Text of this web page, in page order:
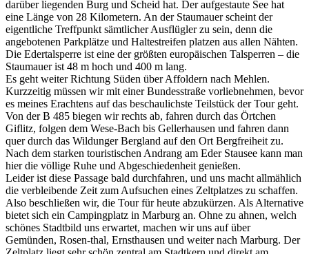
darüber liegenden Burg und Scheid hat. Der aufgestaute See hat
eine Länge von 28 Kilometern. An der Staumauer scheint der
eigentliche Treffpunkt sämtlicher Ausflügler zu sein, denn die
angebotenen Parkplätze und Haltestreifen platzen aus allen Nähten.
Die Edertalsperre ist eine der größten europäischen Talsperren – die
Staumauer ist 48 m hoch und 400 m lang.
Es geht weiter Richtung Süden über Affoldern nach Mehlen.
Kurzzeitig müssen wir mit einer Bundesstraße vorliebnehmen, bevor
es meines Erachtens auf das beschaulichste Teilstück der Tour geht.
Von der B 485 biegen wir rechts ab, fahren durch das Örtchen
Giflitz, folgen dem Wese-Bach bis Gellerhausen und fahren dann
quer durch das Wildunger Bergland auf den Ort Bergfreiheit zu.
Nach dem starken touristischen Andrang am Eder Stausee kann man
hier die völlige Ruhe und Abgeschiedenheit genießen.
Leider ist diese Passage bald durchfahren, und uns macht allmählich
die verbleibende Zeit zum Aufsuchen eines Zeltplatzes zu schaffen.
Also beschließen wir, die Tour für heute abzukürzen. Als Alternative
bietet sich ein Campingplatz in Marburg an. Ohne zu ahnen, welch
schönes Stadtbild uns erwartet, machen wir uns auf über
Gemünden, Rosen-thal, Ernsthausen und weiter nach Marburg. Der